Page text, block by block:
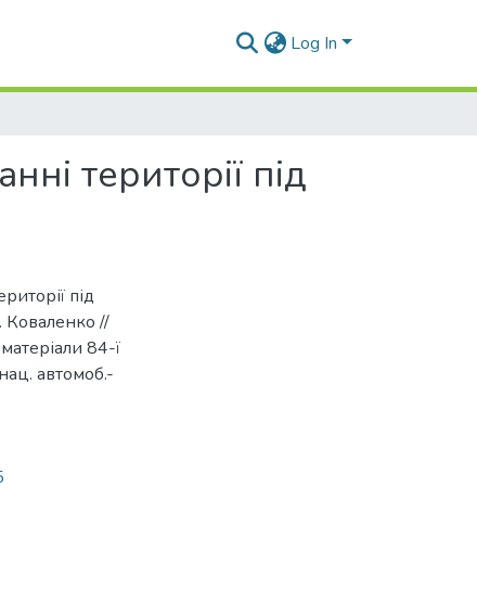
Log In
території під
під
Коваленко //
84-ї
автомоб.-